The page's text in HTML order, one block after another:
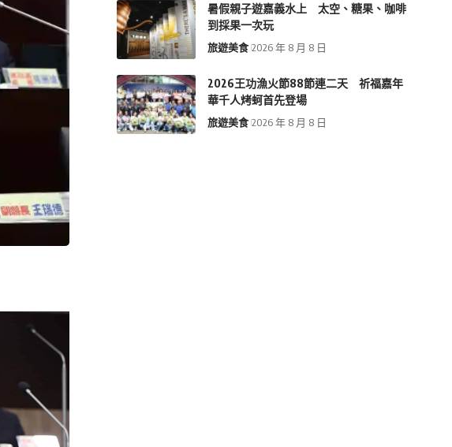
暑假親子遊嘉義水上 太空、糖果、咖啡
到採果一次玩
旅遊美食 2026 年 8 月 8 日
2026王功漁火節88節連二天 祈福嘉年
華千人烤蚵首先登場
旅遊美食 2026 年 8 月 8 日